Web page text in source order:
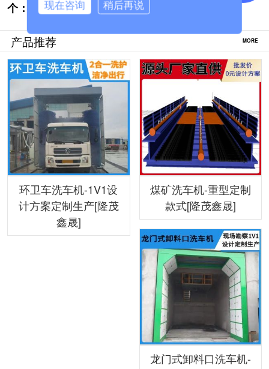
个：
鑫晟]
产品推荐 MORE
环卫车洗车机-1V1设
计方案定制生产[隆茂
鑫晟]
煤矿洗车机-重型定制
款式[隆茂鑫晟]
龙门式卸料口洗车机-
现在咨询 稍后再说